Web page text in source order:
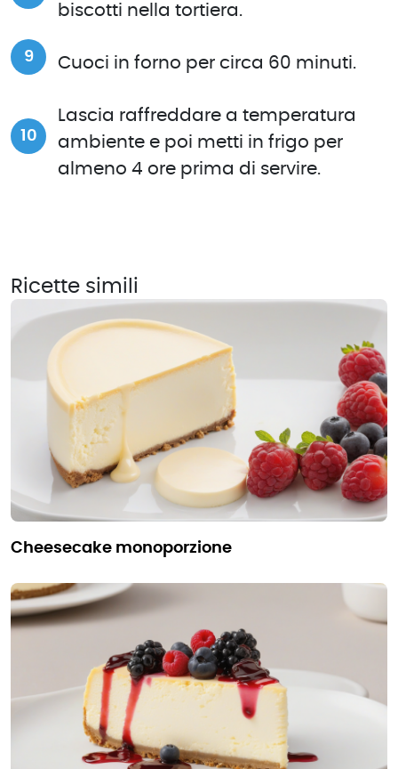
biscotti nella tortiera.
Cuoci in forno per circa 60 minuti.
Lascia raffreddare a temperatura
ambiente e poi metti in frigo per
almeno 4 ore prima di servire.
Ricette simili
cheesecake monoporzione